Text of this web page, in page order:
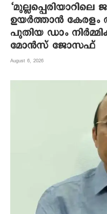
‘മുല്ലപ്പെരിയാറിലെ
ഉയര്‍ത്താന്‍ കേരളം
പുതിയ ഡാം
മോന്‍സ് ജോസഫ്
August 6, 2026